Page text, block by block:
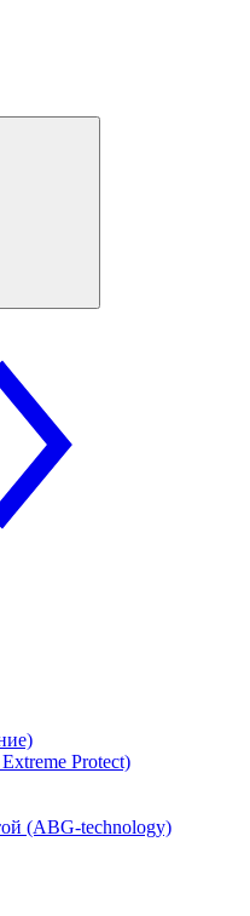
Protect)
(ABG-technology)